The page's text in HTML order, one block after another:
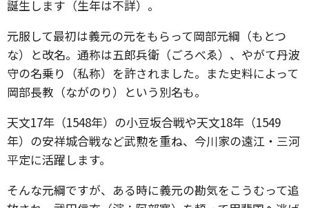
誕生します（生年は不詳）。
元服して最初は義元の元をもらって岡部元綱（もとつ
な）と改名。通称は五郎兵衛（ごろべゑ）、やがて丹波
守の名乗り（私称）を許されました。また史料によって
岡部長教（ながのり）という別名も。
天文17年（1548年）の小豆坂合戦や天文18年（1549
年）の安祥城合戦など武勲を重ね、今川家の遠江・三河
平定に活躍します。
そんな元綱ですが、ある時に義元の勘気をこうむって追